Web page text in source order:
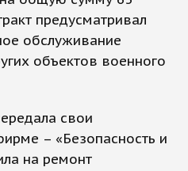
предусматривал
обслуживание
объектов военного
свои
– «Безопасность и
на ремонт